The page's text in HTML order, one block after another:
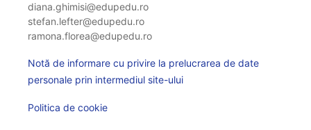
diana.ghimisi@edupedu.ro
stefan.lefter@edupedu.ro
ramona.florea@edupedu.ro
Notă de informare cu privire la prelucrarea de date
personale prin intermediul site-ului
Politica de cookie